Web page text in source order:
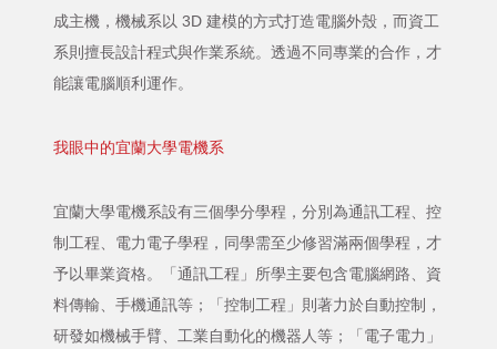
成主機，機械系以 3D 建模的方式打造電腦外殼，而資工
系則擅長設計程式與作業系統。透過不同專業的合作，才
能讓電腦順利運作。
我眼中的宜蘭大學電機系
宜蘭大學電機系設有三個學分學程，分別為通訊工程、控
制工程、電力電子學程，同學需至少修習滿兩個學程，才
予以畢業資格。「通訊工程」所學主要包含電腦網路、資
料傳輸、手機通訊等；「控制工程」則著力於自動控制，
研發如機械手臂、工業自動化的機器人等；「電子電力」